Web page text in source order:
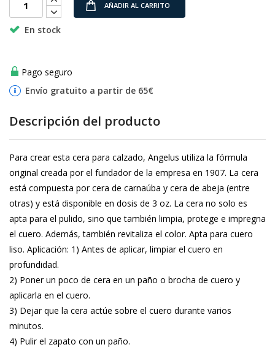
AÑADIR AL CARRITO
En stock
Pago seguro
Envío gratuito a partir de 65€
Descripción del producto
Para crear esta cera para calzado, Angelus utiliza la fórmula
original creada por el fundador de la empresa en 1907. La cera
está compuesta por cera de carnaúba y cera de abeja (entre
otras) y está disponible en dosis de 3 oz. La cera no solo es
apta para el pulido, sino que también limpia, protege e impregna
el cuero. Además, también revitaliza el color. Apta para cuero
liso. Aplicación: 1) Antes de aplicar, limpiar el cuero en
profundidad.
2) Poner un poco de cera en un paño o brocha de cuero y
aplicarla en el cuero.
3) Dejar que la cera actúe sobre el cuero durante varios
minutos.
4) Pulir el zapato con un paño.